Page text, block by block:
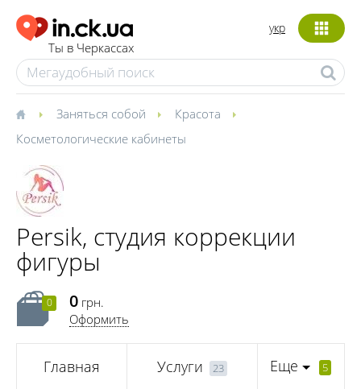
Ты в Черкассах
укр
Заняться собой
Красота
Косметологические кабинеты
Persik, студия коррекции
фигуры
0 0 грн.
Оформить
Главная Услуги 23 Еще 5